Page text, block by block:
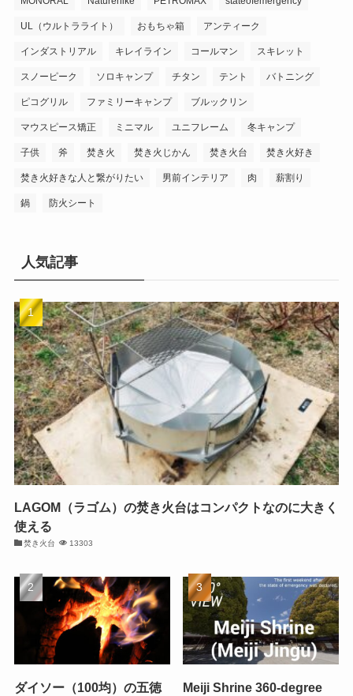
UL（ウルトラライト） おもちゃ箱 アンティーク
インダストリアル キレイライン コールマン スキレット
スノーピーク ソロキャンプ チタン テント バトニング
ピコグリル ファミリーキャンプ ブルックリン
マウスピース矯正 ミニマル ユニフレーム 冬キャンプ
子供 斧 焚き火 焚き火じかん 焚き火台 焚き火好き
焚き火好きな人と繋がりたい 男前インテリア 肉 薪割り
鍋 防火シート
人気記事
LAGOM（ラゴム）の焚き火台はコンパクトなのに大きく
使える
焚き火台 13303
ダイソー（100均）の五徳
Meiji Shrine 360-degree